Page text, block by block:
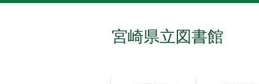
宮崎県立図書館